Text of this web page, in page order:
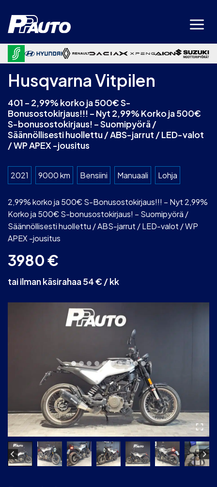
sisältöön
Husqvarna Vitpilen
401 – 2,99% korko ja 500€ S-
Bonusostokirjaus!!! – Nyt 2,99% Korko ja 500€
S-bonusostokirjaus! – Suomipyörä /
Säännöllisesti huollettu / ABS-jarrut / LED-valot
/ WP APEX -jousitus
2021 9000 km Bensiini Manuaali Lohja
2,99% korko ja 500€ S-Bonusostokirjaus!!! – Nyt 2,99%
Korko ja 500€ S-bonusostokirjaus! – Suomipyörä /
Säännöllisesti huollettu / ABS-jarrut / LED-valot / WP
APEX -jousitus
3980€
tai ilman käsirahaa 54 € / kk